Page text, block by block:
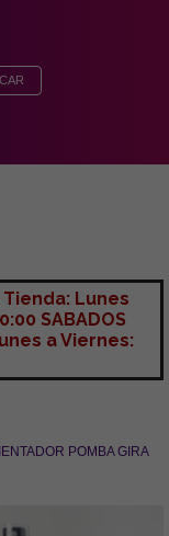
Tienda: Lunes
SABADOS
a Viernes:
POMBA GIRA